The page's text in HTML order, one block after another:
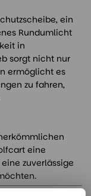
ein
Rundumlicht
in
sorgt nicht nur
ermöglicht es
zu fahren,
eine
zuverlässige